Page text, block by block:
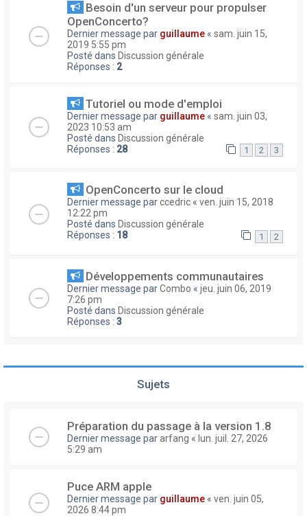
Besoin d'un serveur pour propulser
OpenConcerto?
Dernier message par guillaume « sam. juin 15,
2019 5:55 pm
Posté dans Discussion générale
Réponses : 2
Tutoriel ou mode d'emploi
Dernier message par guillaume « sam. juin 03,
2023 10:53 am
Posté dans Discussion générale
Réponses : 28 1 2 3
OpenConcerto sur le cloud
Dernier message parccedric « ven. juin 15, 2018
12:22 pm
Posté dans Discussion générale
Réponses : 18 1 2
Développements communautaires
Dernier message parCombo « jeu. juin 06, 2019
7:26 pm
Posté dans Discussion générale
Réponses : 3
Sujets
Préparation du passage à la version 1.8
Dernier message pararfang « lun. juil. 27, 2026
5:29 am
Puce ARM apple
Dernier message par guillaume « ven. juin 05,
2026 8:44 pm